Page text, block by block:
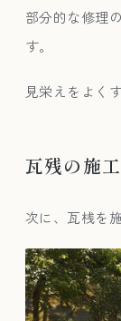
部分的な修理
す。
見栄えをよく
瓦残の施工
次に、瓦桟を